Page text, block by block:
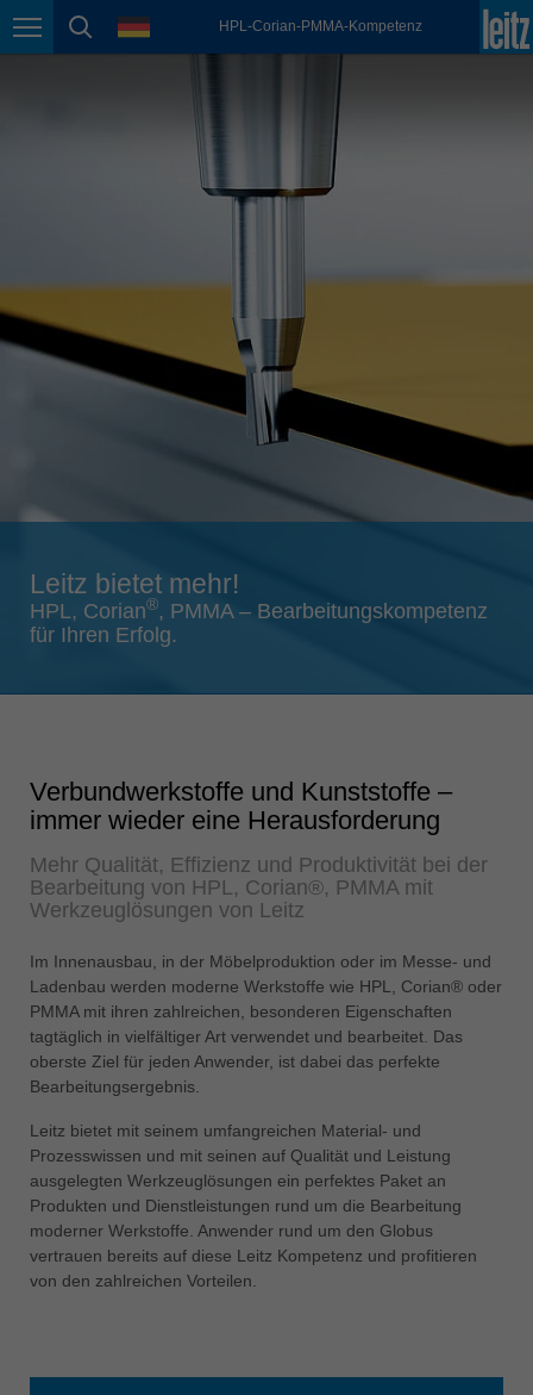
Seitennavigation
Seitensuche
SpracheHPL-Corian-PMMA-Kompetenz
México
Nederland
nederlands
Österreich
Portugal
português
România
français
english
Suomi
english
türkçe
USA
Việt Nam
tiếng việt
中国
ประเทศไทย
ไทย
Україна
yкраїнська
Leitz bietet mehr!
HPL, Corian®, PMMA – Bearbeitungskompetenz
für Ihren Erfolg.
Verbundwerkstoffe und Kunststoffe –
immer wieder eine Herausforderung
Mehr Qualität, Effizienz und Produktivität bei der
Bearbeitung von HPL, Corian®, PMMA mit
Werkzeuglösungen von Leitz
Im Innenausbau, in der Möbelproduktion oder im Messe- und
Ladenbau werden moderne Werkstoffe wie HPL, Corian® oder
PMMA mit ihren zahlreichen, besonderen Eigenschaften
tagtäglich in vielfältiger Art verwendet und bearbeitet. Das
oberste Ziel für jeden Anwender, ist dabei das perfekte
Bearbeitungsergebnis.
Leitz bietet mit seinem umfangreichen Material- und
Prozesswissen und mit seinen auf Qualität und Leistung
ausgelegten Werkzeuglösungen ein perfektes Paket an
Produkten und Dienstleistungen rund um die Bearbeitung
moderner Werkstoffe. Anwender rund um den Globus
vertrauen bereits auf diese Leitz Kompetenz und profitieren
von den zahlreichen Vorteilen.